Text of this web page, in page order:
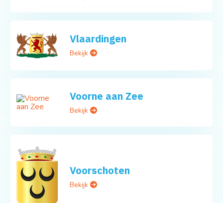
Vlaardingen
Bekijk
Voorne aan Zee
Bekijk
Voorschoten
Bekijk